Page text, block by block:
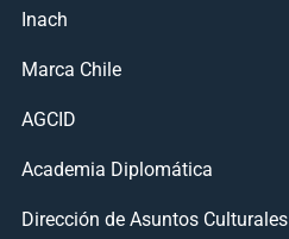
Inach
Marca Chile
AGCID
Academia Diplomática
Dirección de Asuntos Culturales